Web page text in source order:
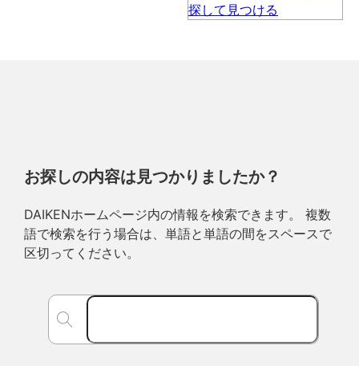
お探しの内容は見つかりましたか？
DAIKENホームページ内の情報を検索できます。 複数
語で検索を行う場合は、単語と単語の間をスペースで
区切ってください。